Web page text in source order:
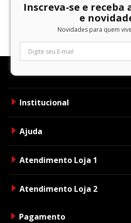
Inscreva-se e receba
e
Novidades para quem
Institucional
Ajuda
Atendimento Loja 1
Atendimento Loja 2
Pagamento